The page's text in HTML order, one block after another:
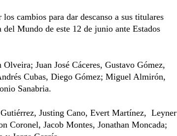
cambios para dar descanso a sus titulares
del Mundo de este 12 de junio ante Estados
Juan José Cáceres, Gustavo Gómez,
Cubas, Diego Gómez; Miguel Almirón,
Sanabria.
Justing Cano, Evert Martínez, Leyner
Coronel, Jacob Montes, Jonathan Moncada;